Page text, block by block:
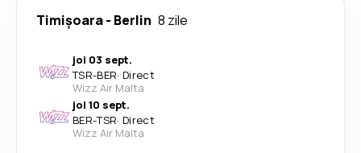
Timișoara- Berlin 8 zile
joi 03 sept.
TSR-BER· Direct
Wizz Air Malta
joi 10 sept.
BER-TSR· Direct
Wizz Air Malta